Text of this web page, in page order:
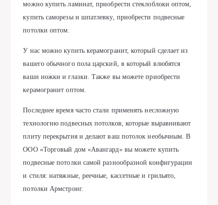
можно купить ламинат, приобрести стеклоблоки оптом,
купить саморезы и шпатлевку, приобрести подвесные
потолки оптом.
У нас можно купить керамогранит, который сделает из
вашего обычного пола царский, в который влюбятся
ваши ножки и глазки. Также вы можете приобрести
керамогранит оптом.
Последнее время часто стали применять несложную
технологию подвесных потолков, которые выравнивают
плиту перекрытия и делают ваш потолок необычным. В
ООО «Торговый дом «Авангард» вы можете купить
подвесные потолки самой разнообразной конфигурации
и стиля: натяжные, реечные, кассетные и грильято,
потолки Армстронг.